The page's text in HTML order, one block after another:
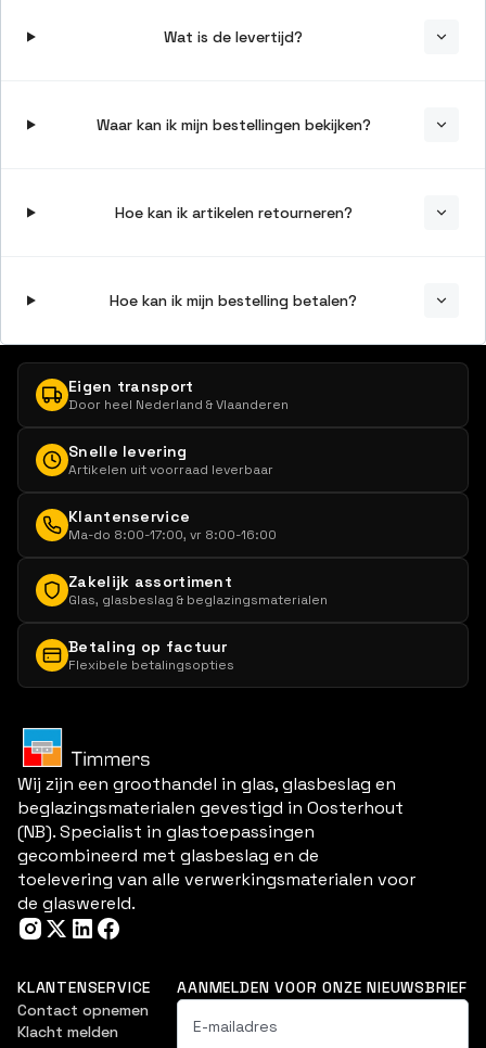
Wat is de levertijd?
Waar kan ik mijn bestellingen bekijken?
Hoe kan ik artikelen retourneren?
Hoe kan ik mijn bestelling betalen?
Eigen transport
Door heel Nederland & Vlaanderen
Snelle levering
Artikelen uit voorraad leverbaar
Klantenservice
Ma-do 8:00-17:00, vr 8:00-16:00
Zakelijk assortiment
Glas, glasbeslag & beglazingsmaterialen
Betaling op factuur
Flexibele betalingsopties
Wij zijn een groothandel in glas, glasbeslag en
beglazingsmaterialen gevestigd in Oosterhout
(NB). Specialist in glastoepassingen
gecombineerd met glasbeslag en de
toelevering van alle verwerkingsmaterialen voor
de glaswereld.
KLANTENSERVICE
Contact opnemen
Klacht melden
AANMELDEN VOOR ONZE NIEUWSBRIEF